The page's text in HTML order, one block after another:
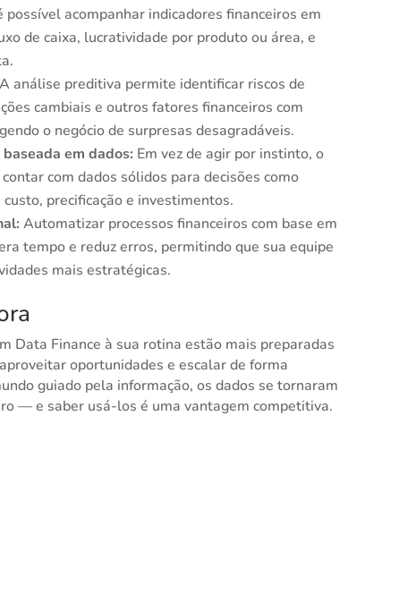
possível acompanhar indicadores financeiros em
de caixa, lucratividade por produto ou área, e
A análise preditiva permite identificar riscos de
cambiais e outros fatores financeiros com
o negócio de surpresas desagradáveis.
em dados: Em vez de agir por instinto, o
com dados sólidos para decisões como
precificação e investimentos.
Automatizar processos financeiros com base em
tempo e reduz erros, permitindo que sua equipe
mais estratégicas.
Data Finance à sua rotina estão mais preparadas
oportunidades e escalar de forma
guiado pela informação, os dados se tornaram
— e saber usá-los é uma vantagem competitiva.